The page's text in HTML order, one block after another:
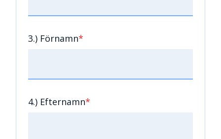
3.) Förnamn*
4.) Efternamn*